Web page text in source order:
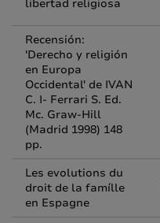
libertad religiosa
Recensión:
'Derecho y religión
en Europa
Occidental' de IVAN
C. I- Ferrari S. Ed.
Mc. Graw-Hill
(Madrid 1998) 148
pp.
Les evolutions du
droit de la famílle
en Espagne